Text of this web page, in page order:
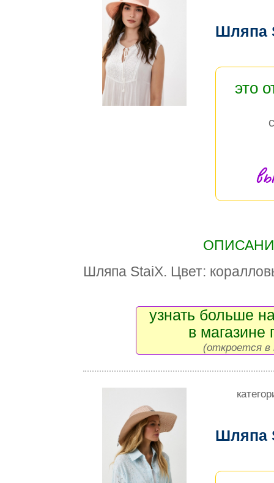
Шляпа
это
Шляпа StaiX. Цвет:
узнать больше
в магазине
(откроется в
Шляпа